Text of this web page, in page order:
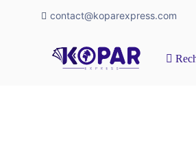
contact@koparexpress.com